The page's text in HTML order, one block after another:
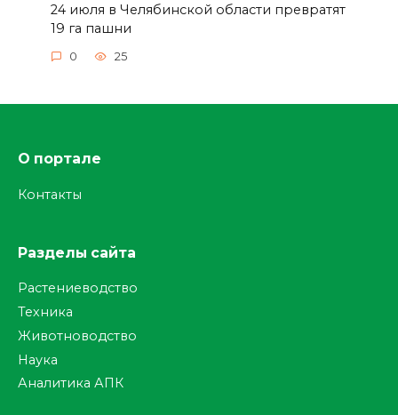
24 июля в Челябинской области превратят
19 га пашни
0 25
О портале
Контакты
Разделы сайта
Растениеводство
Техника
Животноводство
Наука
Аналитика АПК